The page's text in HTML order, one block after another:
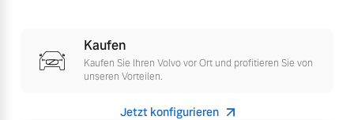
Kaufen
Kaufen Sie Ihren Volvo vor Ort und profitieren Sie von
unseren Vorteilen.
Jetzt konfigurieren